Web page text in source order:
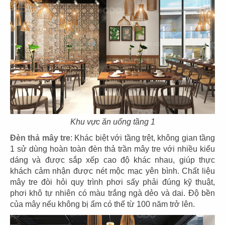
Khu vực ăn uống tầng 1
Đèn thả mây tre: Khác biệt với tầng trệt, không gian tầng
1 sử dùng hoàn toàn đèn thả trần mây tre với nhiều kiểu
dáng và được sắp xếp cao độ khác nhau, giúp thực
khách cảm nhận được nét mộc mạc yên bình. Chất liệu
mây tre đòi hỏi quy trình phơi sấy phải đúng kỹ thuật,
phơi khô tự nhiên có màu trắng ngà dẻo và dai. Độ bền
của mây nếu không bị ẩm có thể từ 100 năm trở lên.
EL GAUCHO
CN Lotte Mall - Tây Hồ
EL GAUCHO
CN Wink Hotel - Đà Nẵng
31
EL GAUCHO
CN Tràng Tiền, Hà Nội
32
EL GAUCHO
CN Hai Bà Trưng - Q.1
33
EL GAUCHO
CN Đà Nẵng
34
EL GAUCHO
CN Lê Lợi